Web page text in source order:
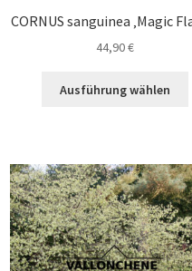
CORNUS sanguinea ‚Magic
44,90€
Ausführung wählen